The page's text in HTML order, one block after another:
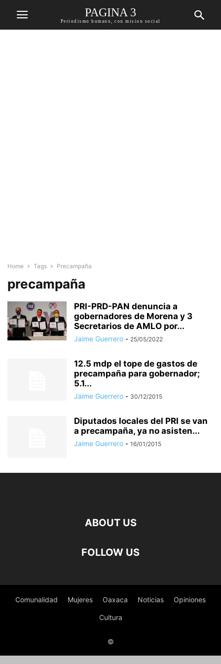
PAGINA 3
Periodismo humano, con mision social
Home Tags Precampaña
precampaña
PRI-PRD-PAN denuncia a
gobernadores de Morena y 3
Secretarios de AMLO por...
Jaime Guerrero - 25/05/2022
12.5 mdp el tope de gastos de
precampaña para gobernador;
5.1...
Jaime Guerrero - 30/12/2015
Diputados locales del PRI se van
a precampaña, ya no asisten...
Jaime Guerrero - 16/01/2015
ABOUT US
FOLLOW US
Comunalidad Mujeres Oaxaca Noticias Opiniones
Cultura
©